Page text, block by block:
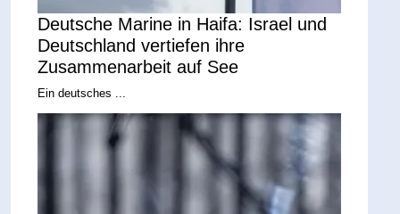
Deutsche Marine in Haifa: Israel und
Deutschland vertiefen ihre
Zusammenarbeit auf See
Ein deutsches ...